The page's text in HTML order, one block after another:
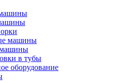
машины
в тубы
оборудование